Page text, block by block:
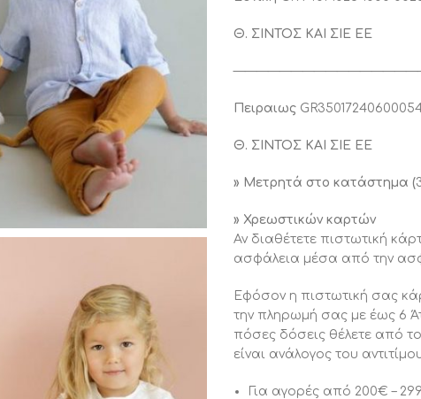
Θ. ΣΙΝΤΟΣ ΚΑΙ ΣΙΕ ΕΕ
Πειραιως
Θ. ΣΙΝΤΟΣ ΚΑΙ ΣΙΕ ΕΕ
» Μετρητά στο κατάστημα (
» Χρεωστικών καρτών
Αν διαθέτετε πιστωτική
ασφάλεια μέσα από την
Εφόσον η πιστωτική σας
την πληρωμή σας με έως 6
πόσες δόσεις θέλετε από
είναι ανάλογος του
Για αγορές από 200€ –